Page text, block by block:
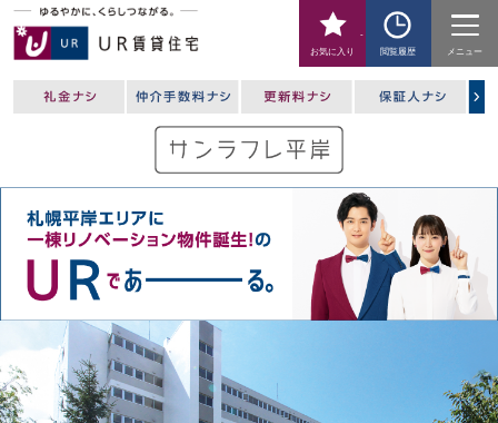
お気に入り
-
閲覧履歴
メニュー